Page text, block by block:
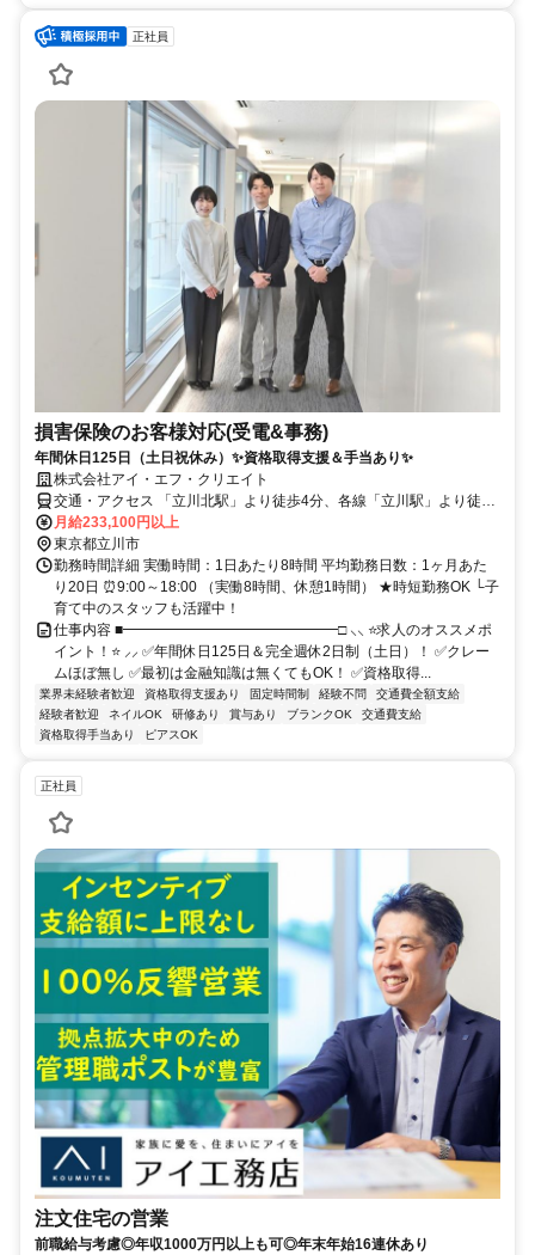
正社員
損害保険のお客様対応(受電&事務)
年間休日125日（土日祝休み）✨資格取得支援＆手当あり✨
株式会社アイ・エフ・クリエイト
交通・アクセス 「立川北駅」より徒歩4分、各線「立川駅」より徒歩
6分
月給233,100円以上
東京都立川市
勤務時間詳細 実働時間：1日あたり8時間 平均勤務日数：1ヶ月あた
り20日 ⏰9:00～18:00 （実働8時間、休憩1時間） ★時短勤務OK └子
育て中のスタッフも活躍中！
仕事内容 ■━━━━━━━━━━━━━━━□ ⸜⸜ ⭐求人のオススメポ
イント！⭐ ⸝⸝ ✅年間休日125日＆完全週休2日制（土日）！ ✅クレー
ムほぼ無し ✅最初は金融知識は無くてもOK！ ✅資格取得...
業界未経験者歓迎 資格取得支援あり 固定時間制 経験不問
交通費全額支給
経験者歓迎
ネイルOK 研修あり 賞与あり ブランクOK
交通費支給
資格取得手当あり
ピアスOK
正社員
注文住宅の営業
前職給与考慮◎年収1000万円以上も可◎年末年始16連休あり